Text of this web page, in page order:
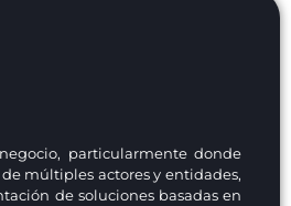
particularmente donde
múltiples actores y entidades,
de soluciones basadas en